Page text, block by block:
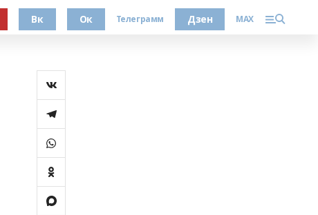
Вк Ок Телеграмм Дзен MAX